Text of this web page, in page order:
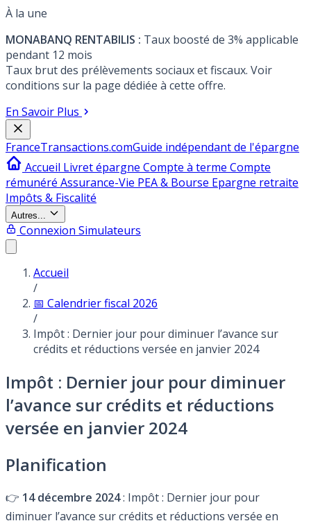
À la une
MONABANQ RENTABILIS : Taux boosté de 3% applicable
pendant 12 mois
Taux brut des prélèvements sociaux et fiscaux. Voir
conditions sur la page dédiée à cette offre.
En Savoir Plus
FranceTransactions.comGuide indépendant de l'épargne
Accueil Livret épargne Compte à terme Compte
rémunéré Assurance-Vie PEA & Bourse Epargne retraite
Impôts & Fiscalité
Autres...
Connexion Simulateurs
Accueil
/
📅 Calendrier fiscal 2026
/
Impôt : Dernier jour pour diminuer l’avance sur
crédits et réductions versée en janvier 2024
Impôt : Dernier jour pour diminuer
l’avance sur crédits et réductions
versée en janvier 2024
Planification
👉 14 décembre 2024: Impôt : Dernier jour pour
diminuer l’avance sur crédits et réductions versée en